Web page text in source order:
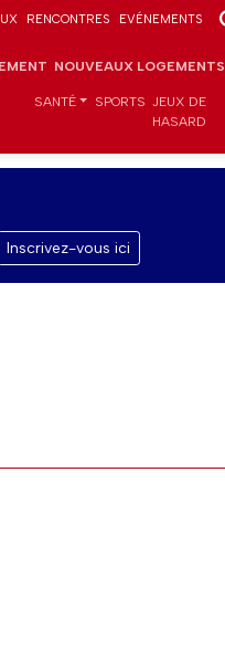
RENCONTRES EVÉNEMENTS
NOUVEAUX LOGEMENTS
SANTÉ SPORTS JEUX DE
HASARD
Inscrivez-vous ici